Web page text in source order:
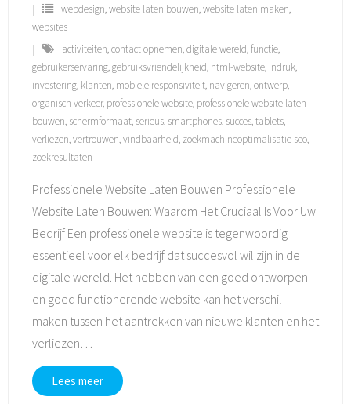
webdesign,website laten bouwen,website laten maken,
websites
activiteiten,contact opnemen,digitale wereld,functie,
gebruikerservaring,gebruiksvriendelijkheid, html-website, indruk,
investering, klanten, mobiele responsiviteit, navigeren,ontwerp,
organisch verkeer, professionele website, professionele website laten
bouwen, schermformaat, serieus, smartphones, succes,tablets,
verliezen,vertrouwen,vindbaarheid, zoekmachineoptimalisatie seo,
zoekresultaten
Professionele Website Laten Bouwen Professionele
Website Laten Bouwen: Waarom Het Cruciaal Is Voor Uw
Bedrijf Een professionele website is tegenwoordig
essentieel voor elk bedrijf dat succesvol wil zijn in de
digitale wereld. Het hebben van een goed ontworpen
en goed functionerende website kan het verschil
maken tussen het aantrekken van nieuwe klanten en het
verliezen…
Lees meer